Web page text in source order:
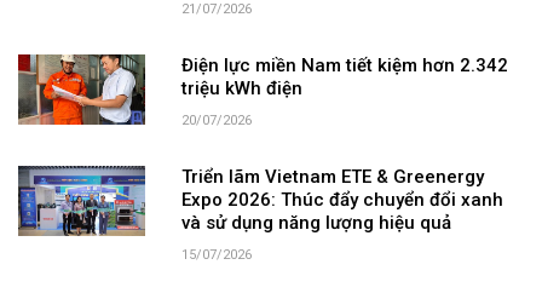
21/07/2026
Điện lực miền Nam tiết kiệm hơn 2.342
triệu kWh điện
20/07/2026
Triển lãm Vietnam ETE & Greenergy
Expo 2026: Thúc đẩy chuyển đổi xanh
và sử dụng năng lượng hiệu quả
15/07/2026